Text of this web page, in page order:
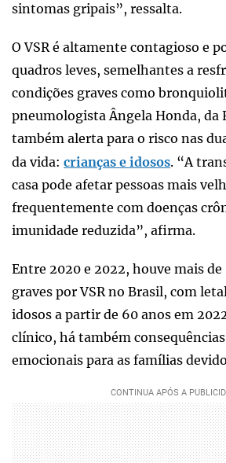
sintomas gripais”, ressalta.
O VSR é altamente contagioso e
quadros leves, semelhantes a
condições graves como
pneumologista Ângela Honda, da
também alerta para o risco nas
da vida: crianças e idosos. “A
casa pode afetar pessoas mais
frequentemente com doenças
imunidade reduzida”, afirma.
Entre 2020 e 2022, houve mais de
graves por VSR no Brasil, com
idosos a partir de 60 anos em
clínico, há também
emocionais para as famílias